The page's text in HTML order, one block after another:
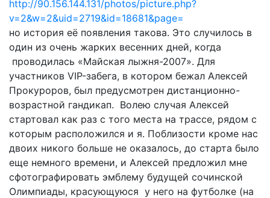
http://90.156.144.131/photos/picture.php?
v=2&w=2&uid=2719&id=18681&page=
но история её появления такова. Это случилось в
один из очень жарких весенних дней, когда
проводилась «Майская лыжня-2007». Для
участников VIP-забега, в котором бежал Алексей
Прокуроров, был предусмотрен дистанционно-
возрастной гандикап. Волею случая Алексей
стартовал как раз с того места на трассе, рядом с
которым расположился и я. Поблизости кроме нас
двоих никого больше не оказалось, до старта было
еще немного времени, и Алексей предложил мне
сфотографировать эмблему будущей сочинской
Олимпиады, красующуюся у него на футболке (на